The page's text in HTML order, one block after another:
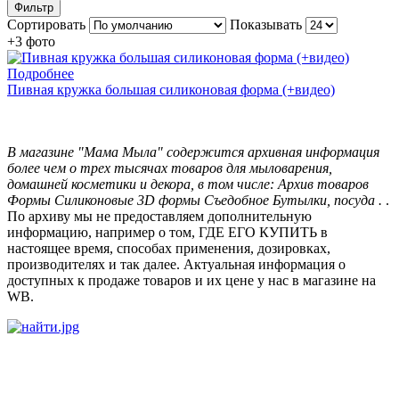
Фильтр
Сортировать
Показывать
+3 фото
Подробнее
Пивная кружка большая силиконовая форма (+видео)
В магазине "Мама Мыла" содержится архивная информация
более чем о трех тысячах товаров для мыловарения,
домашней косметики и декора, в том числе: Архив товаров
Формы Силиконовые 3D формы Съедобное Бутылки, посуда . .
По архиву мы не предоставляем дополнительную
информацию, например о том, ГДЕ ЕГО КУПИТЬ в
настоящее время, способах применения, дозировках,
производителях и так далее. Актуальная информация о
доступных к продаже товаров и их цене у нас в магазине на
WB.